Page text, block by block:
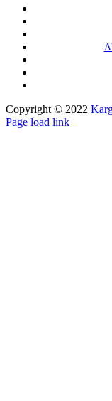
Copyright © 2022
Page load link